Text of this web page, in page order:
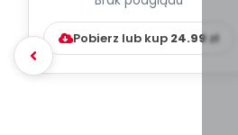
DYDAKTYC...
Pobierz lub kup 24.99zł